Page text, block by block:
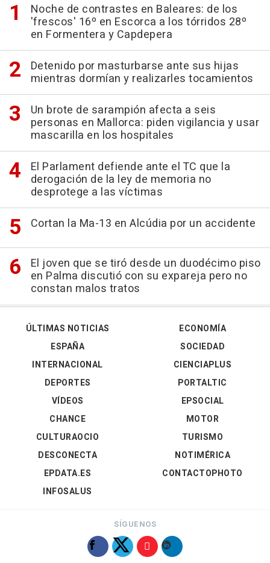
Noche de contrastes en Baleares: de los
'frescos' 16º en Escorca a los tórridos 28º
en Formentera y Capdepera
Detenido por masturbarse ante sus hijas
mientras dormían y realizarles tocamientos
Un brote de sarampión afecta a seis
personas en Mallorca: piden vigilancia y usar
mascarilla en los hospitales
El Parlament defiende ante el TC que la
derogación de la ley de memoria no
desprotege a las víctimas
Cortan la Ma-13 en Alcúdia por un accidente
El joven que se tiró desde un duodécimo piso
en Palma discutió con su expareja pero no
constan malos tratos
ÚLTIMAS NOTICIAS
ESPAÑA
INTERNACIONAL
DEPORTES
VÍDEOS
ECONOMÍA
SOCIEDAD
CIENCIAPLUS
PORTALTIC
EPSOCIAL
CHANCE
CULTURAOCIO
DESCONECTA
EPDATA.ES
INFOSALUS
MOTOR
TURISMO
NOTIMÉRICA
CONTACTOPHOTO
SÍGUENOS